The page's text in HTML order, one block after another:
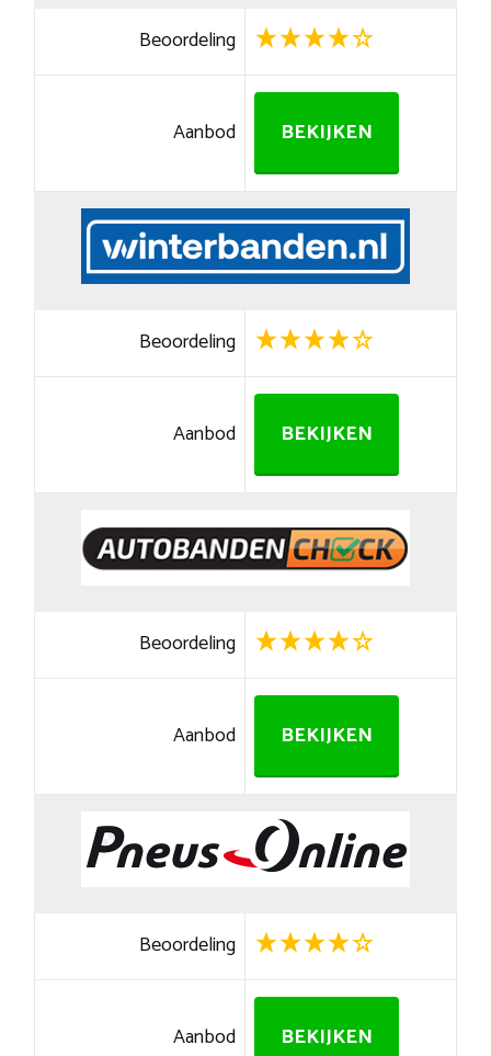
Beoordeling
Aanbod BEKIJKEN
Beoordeling
Aanbod BEKIJKEN
Beoordeling
Aanbod BEKIJKEN
Beoordeling
Aanbod BEKIJKEN